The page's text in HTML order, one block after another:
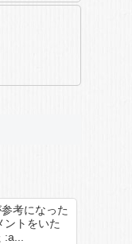
考になった
ントをいた